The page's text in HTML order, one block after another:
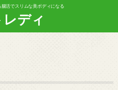
活でスリムな美ボディになる
ディ